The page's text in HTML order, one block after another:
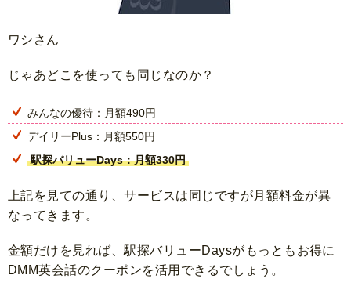
ワシさん
じゃあどこを使っても同じなのか？
みんなの優待：月額490円
デイリーPlus：月額550円
駅探バリューDays：月額330円
上記を見ての通り、サービスは同じですが月額料金が異
なってきます。
金額だけを見れば、駅探バリューDaysがもっともお得に
DMM英会話のクーポンを活用できるでしょう。